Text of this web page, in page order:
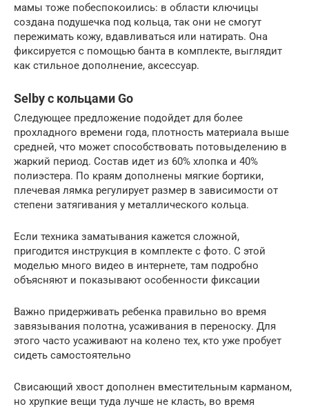
мамы тоже побеспокоились: в области ключицы
создана подушечка под кольца, так они не смогут
пережимать кожу, вдавливаться или натирать. Она
фиксируется с помощью банта в комплекте, выглядит
как стильное дополнение, аксессуар.
Selby с кольцами Go
Следующее предложение подойдет для более
прохладного времени года, плотность материала выше
средней, что может способствовать потовыделению в
жаркий период. Состав идет из 60% хлопка и 40%
полиэстера. По краям дополнены мягкие бортики,
плечевая лямка регулирует размер в зависимости от
степени затягивания у металлического кольца.
Если техника заматывания кажется сложной,
пригодится инструкция в комплекте с фото. С этой
моделью много видео в интернете, там подробно
объясняют и показывают особенности фиксации
Важно придерживать ребенка правильно во время
завязывания полотна, усаживания в переноску. Для
этого часто усаживают на колено тех, кто уже пробует
сидеть самостоятельно
Свисающий хвост дополнен вместительным карманом,
но хрупкие вещи туда лучше не класть, во время